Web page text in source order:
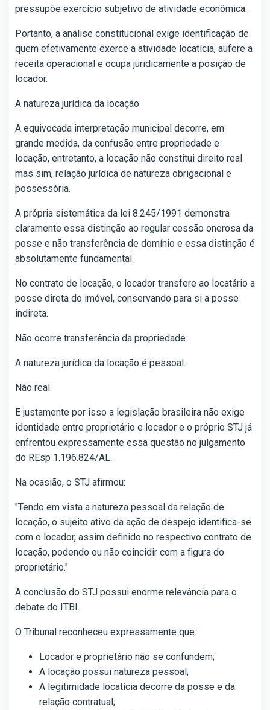
pressupõe exercício subjetivo de atividade econômica.
Portanto, a análise constitucional exige identificação de
quem efetivamente exerce a atividade locatícia, aufere a
receita operacional e ocupa juridicamente a posição de
locador.
A natureza jurídica da locação
A equivocada interpretação municipal decorre, em
grande medida, da confusão entre propriedade e
locação, entretanto, a locação não constitui direito real
mas sim, relação jurídica de natureza obrigacional e
possessória.
A própria sistemática da lei 8.245/1991 demonstra
claramente essa distinção ao regular cessão onerosa da
posse e não transferência de domínio e essa distinção é
absolutamente fundamental.
No contrato de locação, o locador transfere ao locatário a
posse direta do imóvel, conservando para si a posse
indireta.
Não ocorre transferência da propriedade.
A natureza jurídica da locação é pessoal.
Não real.
E justamente por isso a legislação brasileira não exige
identidade entre proprietário e locador e o próprio STJ já
enfrentou expressamente essa questão no julgamento
do REsp 1.196.824/AL.
Na ocasião, o STJ afirmou:
"Tendo em vista a natureza pessoal da relação de
locação, o sujeito ativo da ação de despejo identifica-se
com o locador, assim definido no respectivo contrato de
locação, podendo ou não coincidir com a figura do
proprietário."
A conclusão do STJ possui enorme relevância para o
debate do ITBI.
O Tribunal reconheceu expressamente que:
Locador e proprietário não se confundem;
A locação possui natureza pessoal;
A legitimidade locatícia decorre da posse e da
relação contratual;